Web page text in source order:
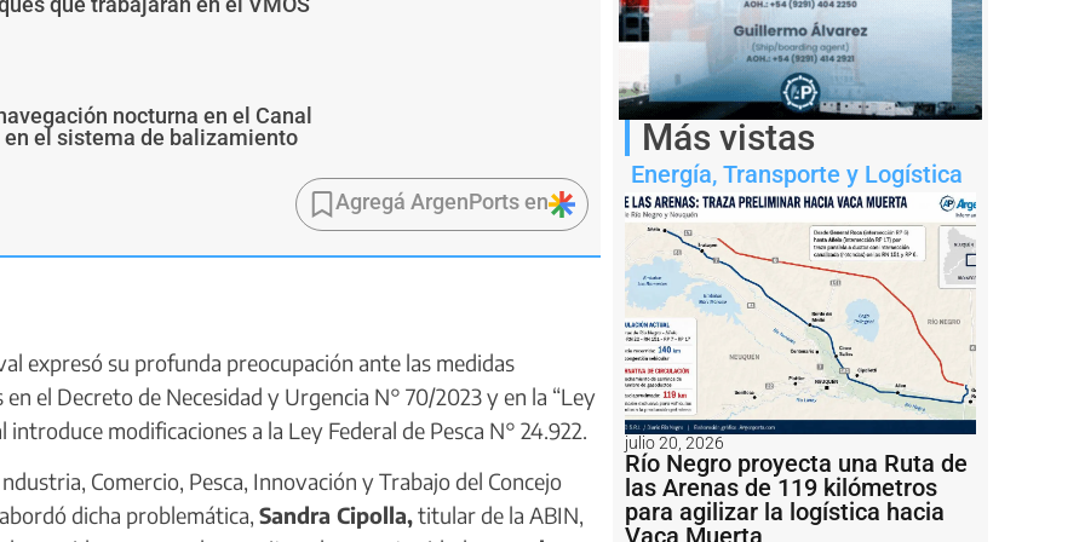
nocturna en el Canal
el sistema de balizamiento
Agregá ArgenPorts en
expresó su profunda preocupación ante las medidas
el Decreto de Necesidad y Urgencia N° 70/2023 y en la “Ley
modificaciones a la Ley Federal de Pesca N° 24.922.
Comercio, Pesca, Innovación y Trabajo del Concejo
dicha problemática, Sandra Cipolla,titular de la ABIN,
Más vistas
Energía, Transporte y Logística
julio 20, 2026
Río Negro proyecta una Ruta de
las Arenas de 119 kilómetros
para agilizar la logística hacia
Vaca Muerta